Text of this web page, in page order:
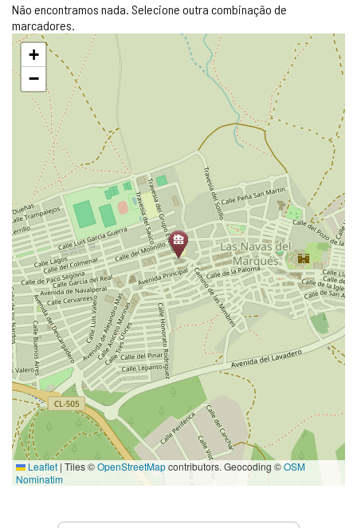
Não encontramos nada. Selecione outra combinação de
marcadores.
Pular
mapa
+
−
Leaflet | Tiles ©OpenStreetMapcontributors. Geocoding ©OSM
Nominatim